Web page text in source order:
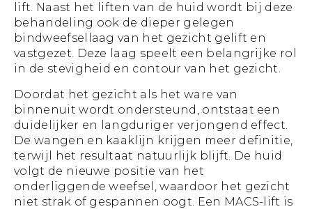
lift. Naast het liften van de huid wordt bij deze
behandeling ook de dieper gelegen
bindweefsellaag van het gezicht gelift en
vastgezet. Deze laag speelt een belangrijke rol
in de stevigheid en contour van het gezicht.
Doordat het gezicht als het ware van
binnenuit wordt ondersteund, ontstaat een
duidelijker en langduriger verjongend effect.
De wangen en kaaklijn krijgen meer definitie,
terwijl het resultaat natuurlijk blijft. De huid
volgt de nieuwe positie van het
onderliggende weefsel, waardoor het gezicht
niet strak of gespannen oogt. Een MACS-lift is